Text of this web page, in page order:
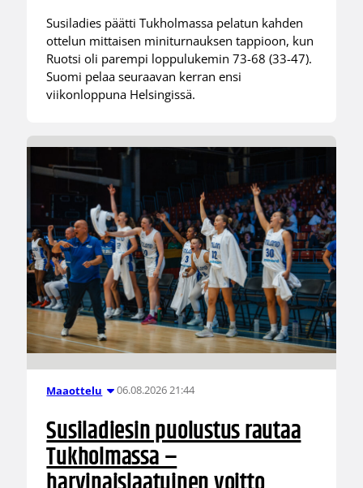
Susiladies päätti Tukholmassa pelatun kahden
ottelun mittaisen miniturnauksen tappioon, kun
Ruotsi oli parempi loppulukemin 73-68 (33-47).
Suomi pelaa seuraavan kerran ensi
viikonloppuna Helsingissä.
Maaottelu 06.08.2026 21:44
Susiladiesin puolustus rautaa
Tukholmassa –